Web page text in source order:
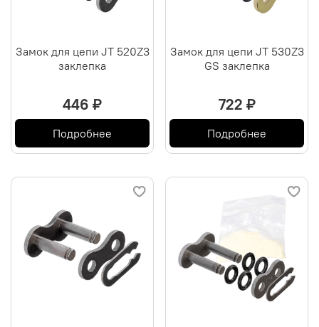
Замок для цепи JT 520Z3
заклепка
446 ₽
Подробнее
Замок для цепи JT 530Z3
GS заклепка
722 ₽
Подробнее